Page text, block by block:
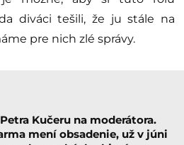
diváci tešili, že ju stále na
pre nich zlé správy.
Kučeru na moderátora.
mení obsadenie, už v júni